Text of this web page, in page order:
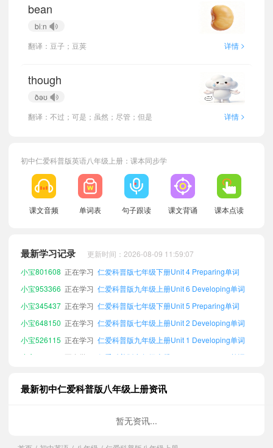
bean
biːn
翻译：豆子；豆荚
详情 >
though
ðəʊ
翻译：不过；可是；虽然；尽管；但是
详情 >
初中仁爱科普版英语八年级上册：课本同步学
课文音频 单词表 句子跟读 课文背诵 课本点读
最新学习记录 更新时间：2026-08-09 11:59:07
小宝953366
正在学习 仁爱科普版九年级上册Unit 6 Developing单词
小宝345437
正在学习 仁爱科普版七年级下册Unit 5 Preparing单词
小宝648150
正在学习 仁爱科普版七年级上册Unit 2 Developing单词
小宝526115
正在学习 仁爱科普版九年级上册Unit 1 Developing单词
小宝111838
正在学习 仁爱科普版七年级上册Unit 1 Developing单词
小宝462352
正在学习
仁爱科普版八年级下册Unit 3 Exploring单词
最新初中仁爱科普版八年级上册资讯
暂无资讯...